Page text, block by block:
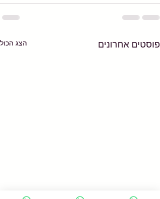
פוסטים אחרונים הצג הכול